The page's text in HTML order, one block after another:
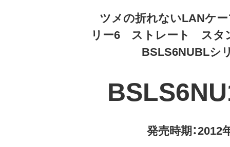
ツメの折れないLANケ
リー6 ストレート スタ
BSLS6NUBLシ
発売時期：2012